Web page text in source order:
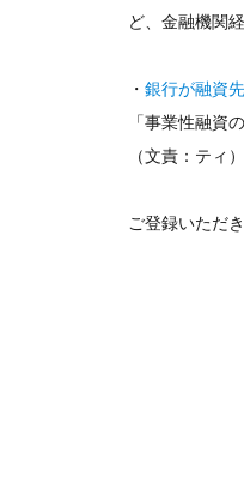
ど、金融機関
・ 銀行が融資
「事業性融資
（文責：ティ）
ご登録いただ